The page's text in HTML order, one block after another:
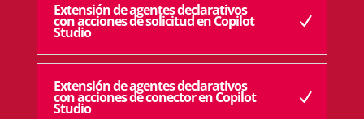
Extensión de agentes declarativos
con acciones de solicitud en Copilot
Studio
Extensión de agentes declarativos
con acciones de conector en Copilot
Studio